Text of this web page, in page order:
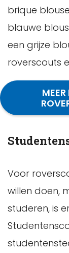
brique
blauwe
een grijze
roverscouts
Voor
willen doen,
studeren, is